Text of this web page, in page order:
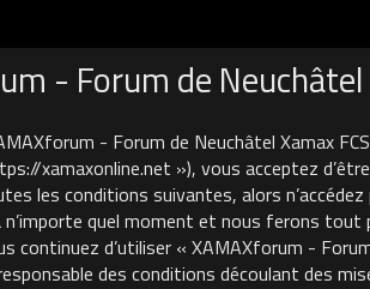
- Forum de
- Forum de Neuchâtel Xamax
xamaxonline.net »), vous acceptez
les conditions suivantes, alors
quel moment et nous ferons tout
continuez d’utiliser « XAMAXforum -
des conditions découlant des